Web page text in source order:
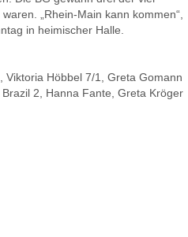
„Rhein-Main kann kommen“,
in heimischer Halle.
Viktoria Höbbel 7/1, Greta Gomann
2, Hanna Fante, Greta Kröger